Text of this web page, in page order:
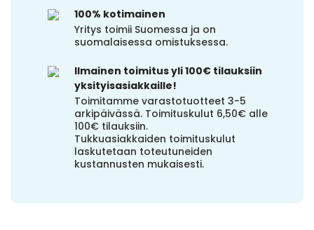
100% kotimainen
Yritys toimii Suomessa ja on
suomalaisessa omistuksessa.
Ilmainen toimitus yli 100€ tilauksiin
yksityisasiakkaille!
Toimitamme varastotuotteet 3-5
arkipäivässä. Toimituskulut 6,50€ alle
100€ tilauksiin.
Tukkuasiakkaiden toimituskulut
laskutetaan toteutuneiden
kustannusten mukaisesti.